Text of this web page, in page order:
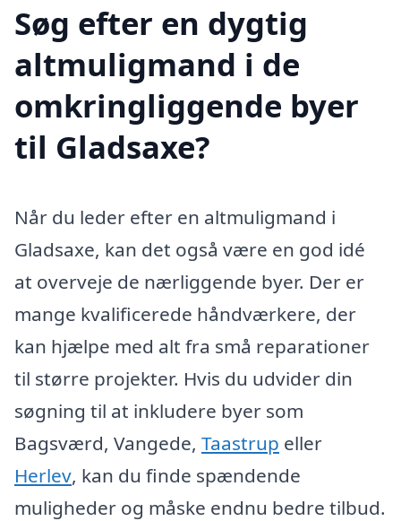
Søg efter en dygtig
altmuligmand i de
omkringliggende byer
til Gladsaxe?
Når du leder efter en altmuligmand i
Gladsaxe, kan det også være en god idé
at overveje de nærliggende byer. Der er
mange kvalificerede håndværkere, der
kan hjælpe med alt fra små reparationer
til større projekter. Hvis du udvider din
søgning til at inkludere byer som
Bagsværd, Vangede, Taastrup eller
Herlev, kan du finde spændende
muligheder og måske endnu bedre tilbud.